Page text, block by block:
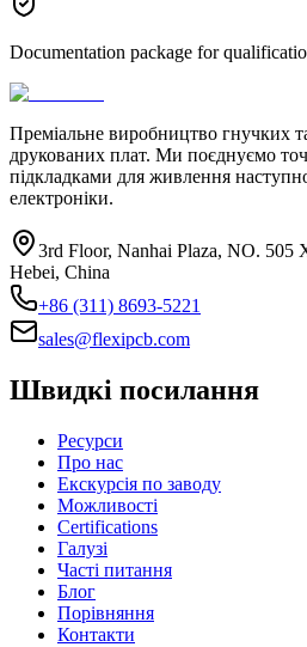
Documentation package for
Преміальне виробництво гнучких
друкованих плат. Ми поєднуємо
підкладками для живлення
електроніки.
3rd Floor, Nanhai Plaza, NO. 505
Hebei, China
+86 (311) 8693-5221
sales@flexipcb.com
Швидкі посилання
Ресурси
Про нас
Екскурсія по заводу
Можливості
Certifications
Галузі
Часті питання
Блог
Порівняння
Контакти